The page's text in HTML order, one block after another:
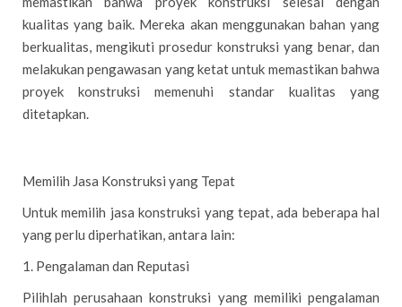
kualitas yang baik. Mereka akan menggunakan bahan yang
berkualitas, mengikuti prosedur konstruksi yang benar, dan
melakukan pengawasan yang ketat untuk memastikan bahwa
proyek konstruksi memenuhi standar kualitas yang
ditetapkan.
Memilih Jasa Konstruksi yang Tepat
Untuk memilih jasa konstruksi yang tepat, ada beberapa hal
yang perlu diperhatikan, antara lain:
1. Pengalaman dan Reputasi
Pilihlah perusahaan konstruksi yang memiliki pengalaman